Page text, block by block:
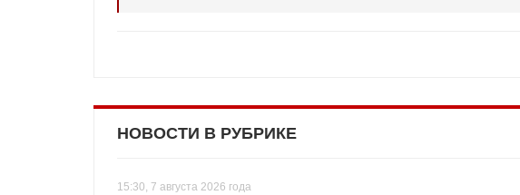
НОВОСТИ В РУБРИКЕ
15:30, 7 августа 2026 года